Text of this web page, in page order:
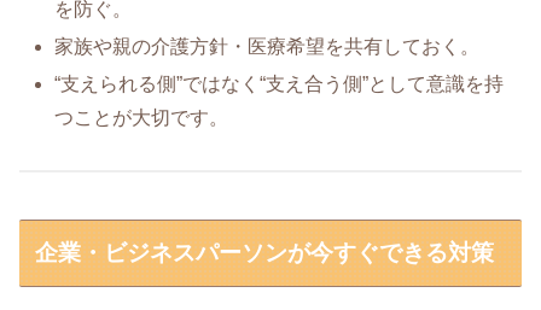
を防ぐ。
家族や親の介護方針・医療希望を共有しておく。
“支えられる側”ではなく“支え合う側”として意識を持
つことが大切です。
企業・ビジネスパーソンが今すぐできる対策